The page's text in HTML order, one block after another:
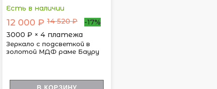
Есть в наличии
12 000 ₽ 14 520 ₽
-17%
3000 ₽ × 4 платежа
Зеркало с подсветкой в
золотой МДФ раме Бауру